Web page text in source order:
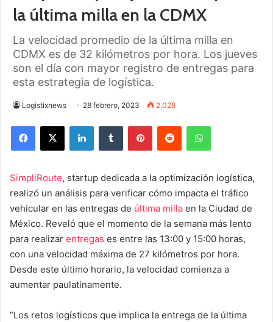
la última milla en la CDMX
La velocidad promedio de la última milla en
CDMX es de 32 kilómetros por hora. Los jueves
son el día con mayor registro de entregas para
esta estrategia de logística.
Logistixnews 28 febrero, 2023 2,028
SimpliRoute, startup dedicada a la optimización logística,
realizó un análisis para verificar cómo impacta el tráfico
vehicular en las entregas de última milla en la Ciudad de
México. Reveló que el momento de la semana más lento
para realizar entregas es entre las 13:00 y 15:00 horas,
con una velocidad máxima de 27 kilómetros por hora.
Desde este último horario, la velocidad comienza a
aumentar paulatinamente.
“Los retos logísticos que implica la entrega de la última